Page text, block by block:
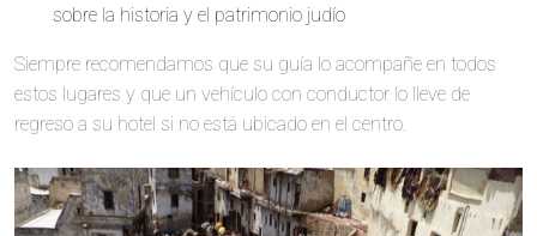
sobre la historia y el patrimonio judío
Siempre recomendamos que su guía lo acompañe en todos
estos lugares y que un vehículo con conductor lo lleve de
regreso a su hotel si no está ubicado en el centro.